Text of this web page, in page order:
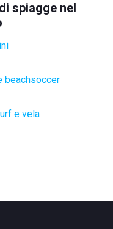
spiagge nel
beachsoccer
e vela